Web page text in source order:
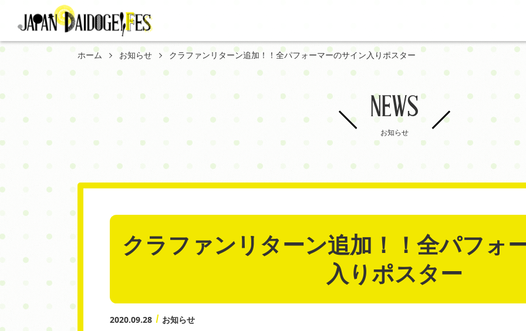
ホーム お知らせ クラファンリターン追加！！全パフォーマーのサイン入りポスター
NEWS
お知らせ
クラファンリターン追加！！全パフォ
入りポスター
2020.09.28 お知らせ